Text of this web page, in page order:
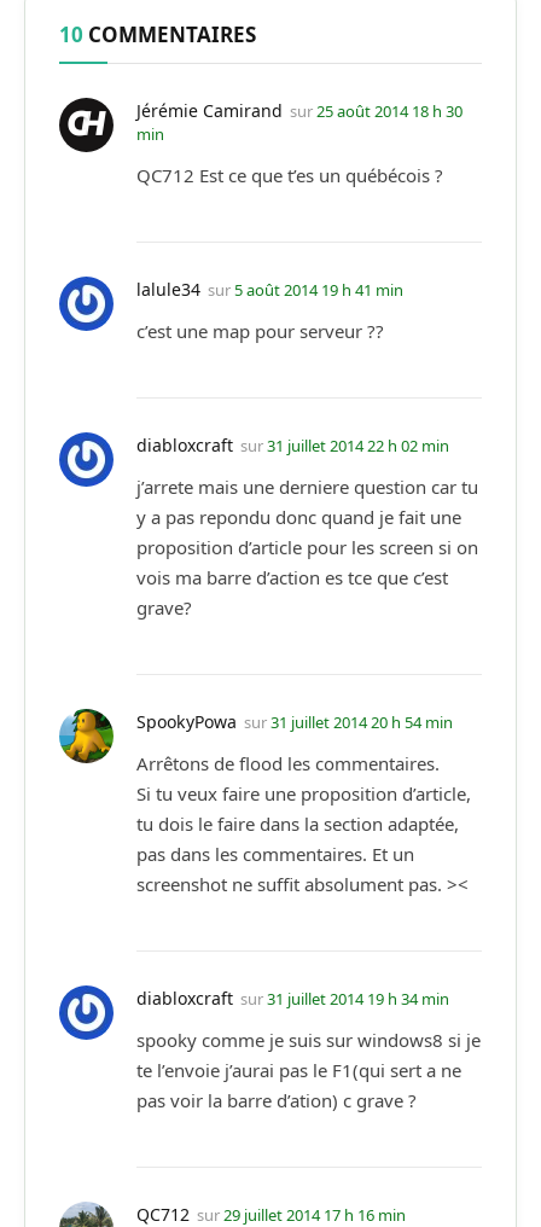
10 COMMENTAIRES
Jérémie Camirand sur25 août 2014 18 h 30
min
QC712 Est ce que t’es un québécois ?
lalule34 sur5 août 2014 19 h 41 min
c’est une map pour serveur ??
diabloxcraft sur31 juillet 2014 22 h 02 min
j’arrete mais une derniere question car tu
y a pas repondu donc quand je fait une
proposition d’article pour les screen si on
vois ma barre d’action es tce que c’est
grave?
SpookyPowa sur31 juillet 2014 20 h 54 min
Arrêtons de flood les commentaires.
Si tu veux faire une proposition d’article,
tu dois le faire dans la section adaptée,
pas dans les commentaires. Et un
screenshot ne suffit absolument pas. ><
diabloxcraft sur31 juillet 2014 19 h 34 min
spooky comme je suis sur windows8 si je
te l’envoie j’aurai pas le F1(qui sert a ne
pas voir la barre d’ation) c grave ?
QC712 sur29 juillet 2014 17 h 16 min